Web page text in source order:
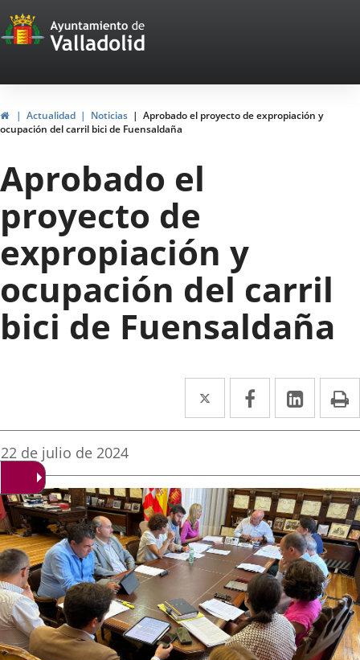
Portal
Web
del
Ayuntamiento
de
Valladolid
InicioActualidad Noticias
Aprobado el proyecto de expropiación y
ocupación del carril bici de Fuensaldaña
Aprobado el
proyecto de
expropiación y
ocupación del carril
bici de Fuensaldaña
Twitter
Enlace
a
aplicación
externa.
Facebook
Enlace
a
aplicación
externa.
Enlace
a
Fecha
de
noticia
22 de julio de 2024